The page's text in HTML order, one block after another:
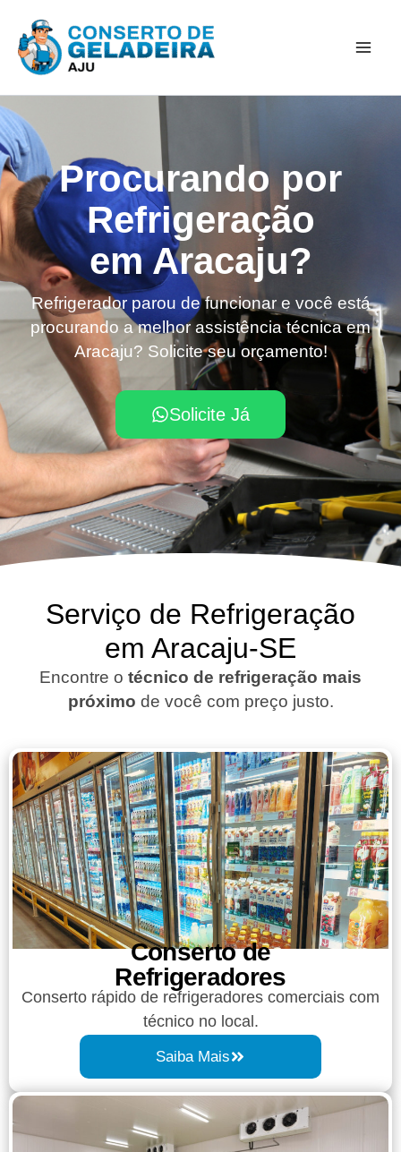
para
Procurando por
Refrigeração
em Aracaju?
Refrigerador parou de funcionar e você está
procurando a melhor assistência técnica em
Aracaju? Solicite seu orçamento!
Solicite Já
Serviço de Refrigeração
em Aracaju-SE
Encontre o técnico de refrigeração mais
próximo de você com preço justo.
Conserto de
Refrigeradores
Conserto rápido de refrigeradores comerciais com
técnico no local.
Saiba Mais